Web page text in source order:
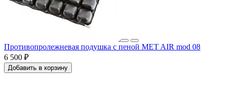
Противопролежневая подушка с пеной MET AIR mod 08
6 500 ₽
Добавить в корзину